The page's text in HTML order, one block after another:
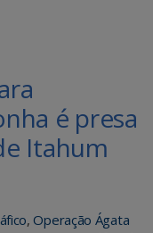
é presa
Itahum
, Operação Ágata